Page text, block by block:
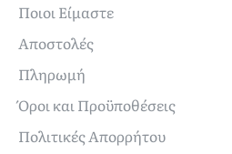
Ποιοι Είμαστε
Αποστολές
Πληρωμή
Όροι και Προϋποθέσεις
Πολιτικές Απορρήτου